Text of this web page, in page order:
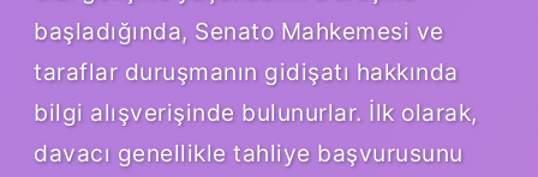
başladığında, Senato Mahkemesi ve
taraflar duruşmanın gidişatı hakkında
bilgi alışverişinde bulunurlar. İlk olarak,
davacı genellikle tahliye başvurusunu